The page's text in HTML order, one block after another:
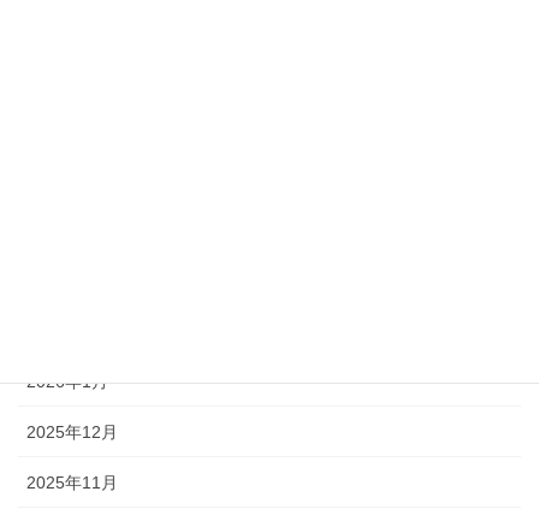
2026年1月
2025年12月
2025年11月